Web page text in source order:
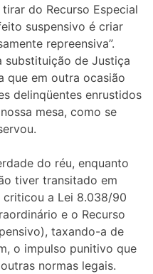
do Recurso Especial
suspensivo é criar
repreensiva”.
substituição de Justiça
que em outra ocasião
delinqüentes enrustidos
mesa, como se
do réu, enquanto
tiver transitado em
criticou a Lei 8.038/90
e o Recurso
taxando-a de
o impulso punitivo que
normas legais.